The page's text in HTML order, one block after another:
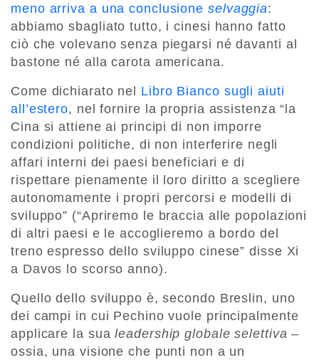
meno arriva a una conclusione selvaggia:
abbiamo sbagliato tutto, i cinesi hanno fatto
ciò che volevano senza piegarsi né davanti al
bastone né alla carota americana.
Come dichiarato nel Libro Bianco sugli aiuti
all’estero, nel fornire la propria assistenza “la
Cina si attiene ai principi di non imporre
condizioni politiche, di non interferire negli
affari interni dei paesi beneficiari e di
rispettare pienamente il loro diritto a scegliere
autonomamente i propri percorsi e modelli di
sviluppo” (“Apriremo le braccia alle popolazioni
di altri paesi e le accoglieremo a bordo del
treno espresso dello sviluppo cinese” disse Xi
a Davos lo scorso anno).
Quello dello sviluppo è, secondo Breslin, uno
dei campi in cui Pechino vuole principalmente
applicare la sualeadership globale selettiva –
ossia, una visione che punti non a un